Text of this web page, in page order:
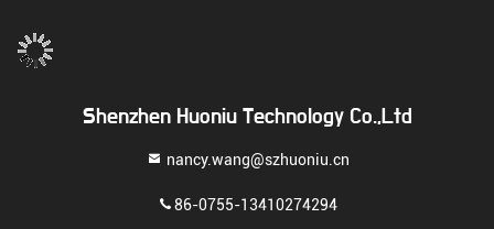
Shenzhen Huoniu Technology Co.,Ltd
nancy.wang@szhuoniu.cn
86-0755-13410274294